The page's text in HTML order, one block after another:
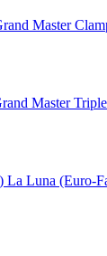
Master
Master
La Luna (Euro-